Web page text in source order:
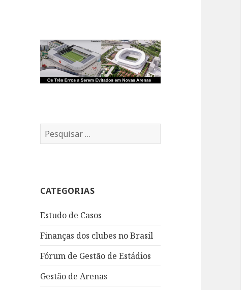
Pesquisar
por:
CATEGORIAS
Estudo de Casos
Finanças dos clubes no Brasil
Fórum de Gestão de Estádios
Gestão de Arenas